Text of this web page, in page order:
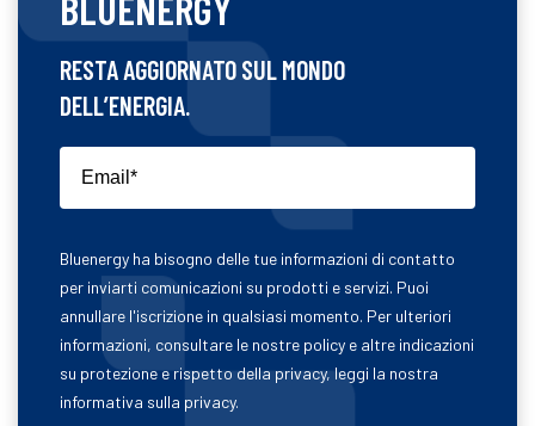
RESTA AGGIORNATO SUL MONDO
DELL’ENERGIA.
Bluenergy ha bisogno delle tue informazioni di contatto
per inviarti comunicazioni su prodotti e servizi. Puoi
annullare l'iscrizione in qualsiasi momento. Per ulteriori
informazioni, consultare le nostre policy e altre indicazioni
su protezione e rispetto della privacy, leggi la nostra
informativa sulla privacy.